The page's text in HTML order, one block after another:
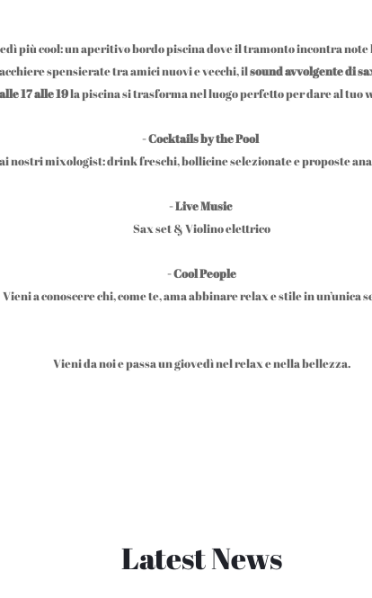
più cool: un aperitivo bordo piscina dove il tramonto incontra
spensierate tra amici nuovi e vecchi, ilsound avvolgente di
17 alle 19la piscina si trasforma nel luogo perfetto per dare al tuo
- Cocktails by the Pool
nostri mixologist: drink freschi, bollicine selezionate e proposte
- Live Music
Sax set & Violino elettrico
- Cool People
Vieni a conoscere chi, come te, ama abbinare relax e stile in un’unica
Vieni da noi e passa un giovedì nel relax e nella bellezza.
Latest News